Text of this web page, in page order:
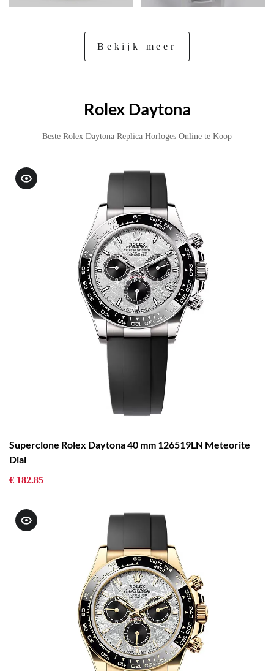
Bekijk meer
Rolex Daytona
Beste Rolex Daytona Replica Horloges Online te Koop
Superclone Rolex Daytona 40 mm 126519LN Meteorite
Dial
€ 182.85